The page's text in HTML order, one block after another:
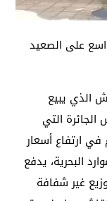
على الصعيد
الذي يبيع
الجائرة التي
ارتفاع أسعار
البحرية، يدفع
غير شفافة